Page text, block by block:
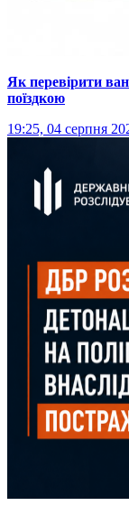
Як перевірити
поїздкою
19:25, 04 серпня